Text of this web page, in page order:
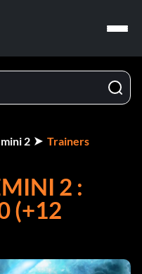
2 Trainers
2 :
(+12